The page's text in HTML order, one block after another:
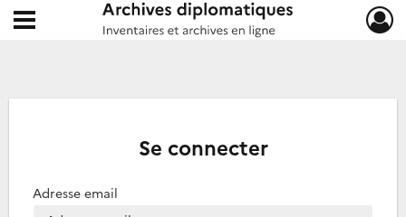
Archives diplomatiques
Ouvrir le menu déroulant
Se connecter
Adresse email